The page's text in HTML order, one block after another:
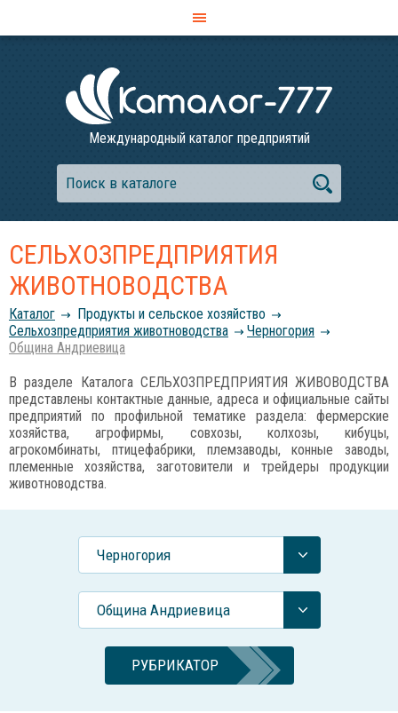
Международный каталог предприятий
СЕЛЬХОЗПРЕДПРИЯТИЯ
ЖИВОТНОВОДСТВА
Каталог
Продукты и сельское хозяйство
Сельхозпредприятия животноводства
Черногория
Община Андриевица
В разделе Каталога СЕЛЬХОЗПРЕДПРИЯТИЯ ЖИВОВОДСТВА
представлены контактные данные, адреса и официальные сайты
предприятий по профильной тематике раздела: фермерские
хозяйства, агрофирмы, совхозы, колхозы, кибуцы,
агрокомбинаты, птицефабрики, племзаводы, конные заводы,
племенные хозяйства, заготовители и трейдеры продукции
животноводства.
Черногория
Община Андриевица
РУБРИКАТОР